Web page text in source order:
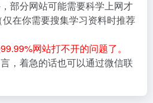
部分网站可能需要科学上网才
在你需要搜集学习资料时推荐
网站打不开的问题了。
，着急的话也可以通过微信联